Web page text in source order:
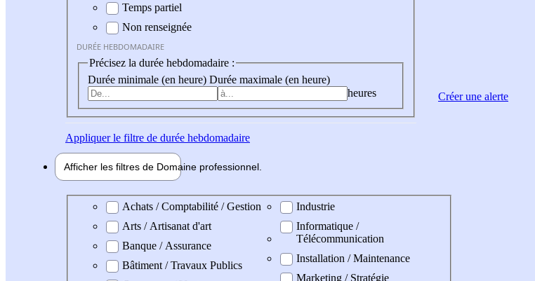
Temps partiel
Non renseignée
DURÉE HEBDOMADAIRE
Précisez la durée hebdomadaire :
Durée minimale (en heure) Durée maximale (en heure)
heures
Appliquerle filtre de durée hebdomadaire
Afficher les filtres de Domaine professionnel
Domaine professionel
Achats / Comptabilité / Gestion
Arts / Artisanat d'art
Banque / Assurance
Bâtiment / Travaux Publics
Industrie
Informatique /
Télécommunication
Installation / Maintenance
Marketing / Stratégie
Créer une alerte